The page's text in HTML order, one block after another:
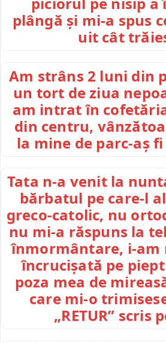
plângă și mi-a spus
uit cât
Am strâns 2 luni din
un tort de ziua
am intrat în
din centru,
la mine de parc-aș
Tata n-a venit la
bărbatul pe care-l
greco-catolic, nu
nu mi-a răspuns la
înmormântare, i-am
încrucișată pe
poza mea de
care mi-o
„RETUR” scris